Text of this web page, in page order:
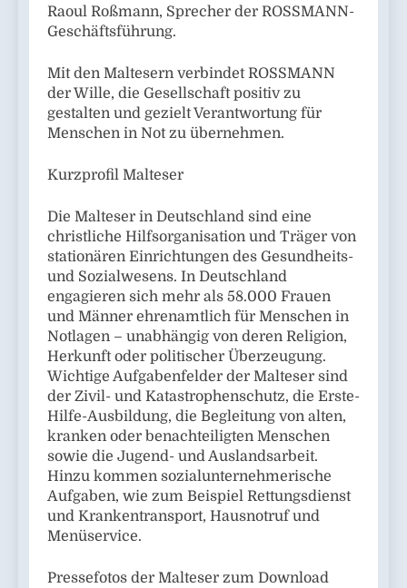
Raoul Roßmann, Sprecher der ROSSMANN-
Geschäftsführung.
Mit den Maltesern verbindet ROSSMANN
der Wille, die Gesellschaft positiv zu
gestalten und gezielt Verantwortung für
Menschen in Not zu übernehmen.
Kurzprofil Malteser
Die Malteser in Deutschland sind eine
christliche Hilfsorganisation und Träger von
stationären Einrichtungen des Gesundheits-
und Sozialwesens. In Deutschland
engagieren sich mehr als 58.000 Frauen
und Männer ehrenamtlich für Menschen in
Notlagen – unabhängig von deren Religion,
Herkunft oder politischer Überzeugung.
Wichtige Aufgabenfelder der Malteser sind
der Zivil- und Katastrophenschutz, die Erste-
Hilfe-Ausbildung, die Begleitung von alten,
kranken oder benachteiligten Menschen
sowie die Jugend- und Auslandsarbeit.
Hinzu kommen sozialunternehmerische
Aufgaben, wie zum Beispiel Rettungsdienst
und Krankentransport, Hausnotruf und
Menüservice.
Pressefotos der Malteser zum Download